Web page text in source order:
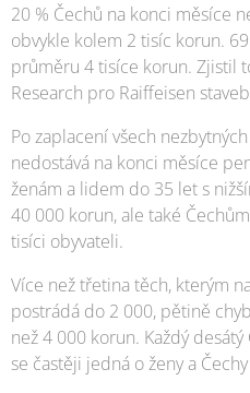
20 % Čechů na konci měsíce
obvykle kolem 2 tisíc korun.
průměru 4 tisíce korun. Zjistil
Research pro Raiffeisen
Po zaplacení všech
nedostává na konci měsíce
ženám a lidem do 35 let s
40 000 korun, ale také
tisíci obyvateli.
Více než třetina těch, kterým
postrádá do 2 000, pětině
než 4 000 korun. Každý desátý
se častěji jedná o ženy a